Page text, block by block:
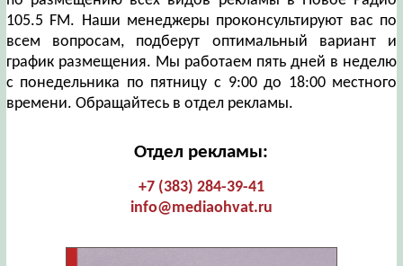
105.5 FM. Наши менеджеры проконсультируют вас по
всем вопросам, подберут оптимальный вариант и
график размещения. Мы работаем пять дней в неделю
с понедельника по пятницу с 9:00 до 18:00 местного
времени. Обращайтесь в отдел рекламы.
Отдел рекламы:
+7 (383) 284-39-41
info@mediaohvat.ru